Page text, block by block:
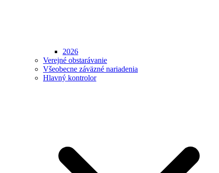
2026
Verejné obstarávanie
Všeobecne záväzné nariadenia
Hlavný kontrolor